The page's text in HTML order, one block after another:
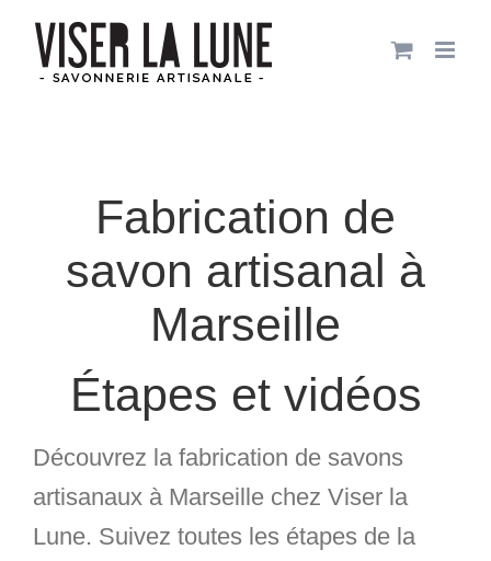
Passer
Fabrication de
savon artisanal à
Marseille
Étapes et vidéos
Découvrez la fabrication de savons
artisanaux à Marseillechez Viser la
Lune. Suivez toutes les étapes de la